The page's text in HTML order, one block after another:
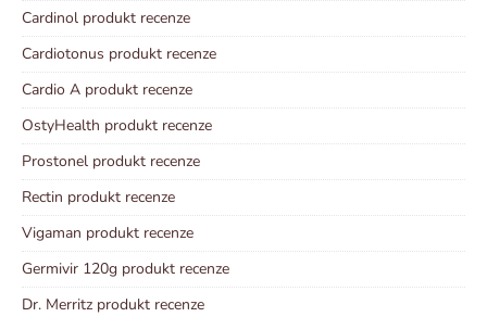
Cardinol produkt recenze
Cardiotonus produkt recenze
Cardio A produkt recenze
OstyHealth produkt recenze
Prostonel produkt recenze
Rectin produkt recenze
Vigaman produkt recenze
Germivir 120g produkt recenze
Dr. Merritz produkt recenze